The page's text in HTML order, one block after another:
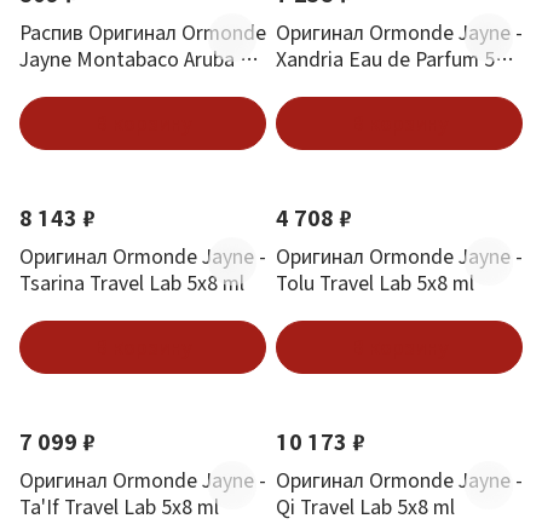
Распив Оригинал Ormonde
Jayne Montabaco Aruba 3
Оригинал Ormonde Jayne -
Xandria Eau de Parfum 50
8 143 ₽
Оригинал Ormonde Jayne -
Tsarina Travel Lab 5х8 ml
4 708 ₽
Оригинал Ormonde Jayne -
Tolu Travel Lab 5х8 ml
7 099 ₽
Оригинал Ormonde Jayne -
Ta'If Travel Lab 5х8 ml
10 173 ₽
Оригинал Ormonde Jayne -
Qi Travel Lab 5х8 ml